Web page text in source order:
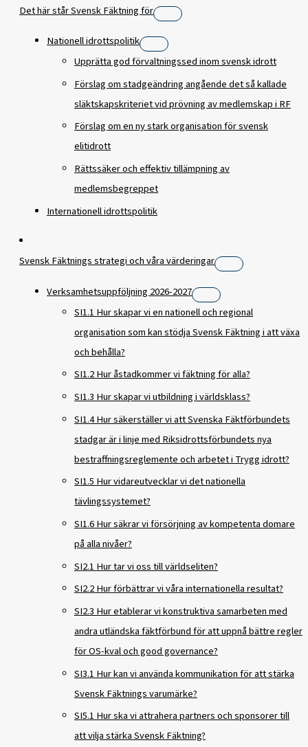
Det här står Svensk Fäktning för
Nationell idrottspolitik
Upprätta god förvaltningssed inom svensk idrott
Förslag om stadgeändring angående det så kallade
släktskapskriteriet vid prövning av medlemskap i RF
Förslag om en ny stark organisation för svensk
elitidrott
Rättssäker och effektiv tillämpning av
medlemsbegreppet
Internationell idrottspolitik
Svensk Fäktnings strategi och våra värderingar
Verksamhetsuppföljning 2026-2027
SI1.1 Hur skapar vi en nationell och regional
organisation som kan stödja Svensk Fäktning i att växa
och behålla?
SI1.2 Hur åstadkommer vi fäktning för alla?
SI1.3 Hur skapar vi utbildning i världsklass?
SI1.4 Hur säkerställer vi att Svenska Fäktförbundets
stadgar är i linje med Riksidrottsförbundets nya
bestraffningsreglemente och arbetet i Trygg idrott?
SI1.5 Hur vidareutvecklar vi det nationella
tävlingssystemet?
SI1.6 Hur säkrar vi försörjning av kompetenta domare
på alla nivåer?
SI2.1 Hur tar vi oss till världseliten?
SI2.2 Hur förbättrar vi våra internationella resultat?
SI2.3 Hur etablerar vi konstruktiva samarbeten med
andra utländska fäktförbund för att uppnå bättre regler
för OS-kval och good governance?
SI3.1 Hur kan vi använda kommunikation för att stärka
Svensk Fäktnings varumärke?
SI5.1 Hur ska vi attrahera partners och sponsorer till
att vilja stärka Svensk Fäktning?